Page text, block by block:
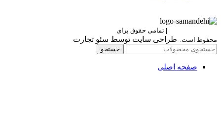
| تمامی حقوق برای
محفوظ است. طراحی سایت توسط سئو تجارت
جستجو
صفحه اصلی